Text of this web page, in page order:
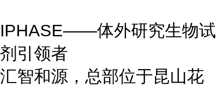
IPHASE——体外研究生物试
剂引领者
汇智和源，总部位于昆山花